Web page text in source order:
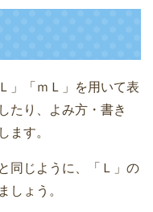
」「ｍＬ」を用いて表
たり、よみ方・書き
ます。
同じように、「Ｌ」の
しょう。